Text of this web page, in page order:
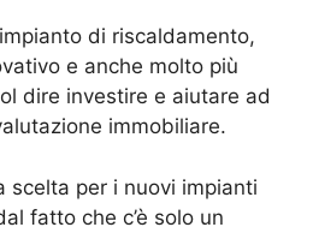
di riscaldamento,
e anche molto più
dire investire e aiutare ad
immobiliare.
scelta per i nuovi impianti
fatto che c’è solo un